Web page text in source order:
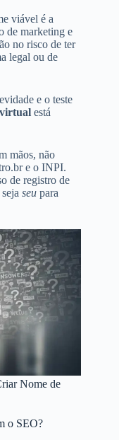
viável é a
de marketing e
no risco de ter
legal ou de
e o teste
está
mãos, não
e o INPI.
de registro de
seu para
Nome de
o SEO?